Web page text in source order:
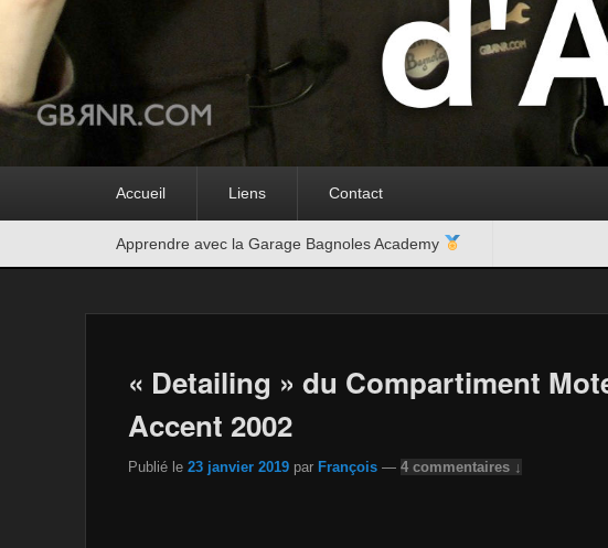
Accueil Liens Contact
Apprendre avec la Garage Bagnoles Academy
« Detailing » du Compartiment
Accent 2002
Publié le 23 janvier 2019 par François — 4 commentaires ↓